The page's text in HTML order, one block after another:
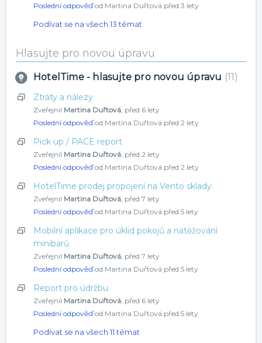
Poslední odpověďod Martina Duřtová před 3 lety
Podívat se na všech 13 témat
Hlasujte pro novou úpravu
HotelTime - hlasujte pro novou úpravu 11
Ztráty a nálezy
Zveřejnil Martina Duřtová, před 6 lety
Poslední odpověďod Martina Duřtová před 2 lety
Pick up / PACE report
Zveřejnil Martina Duřtová, před 2 lety
Poslední odpověďod Martina Duřtová před 2 lety
HotelTime prodej propojení na Vento sklady
Zveřejnil Martina Duřtová, před 7 lety
Poslední odpověďod Martina Duřtová před 5 lety
Mobilní aplikace pro úklid pokojů a natěžování
minibarů
Zveřejnil Martina Duřtová, před 7 lety
Poslední odpověďod Martina Duřtová před 5 lety
Report pro údržbu
Zveřejnil Martina Duřtová, před 6 lety
Poslední odpověďod Martina Duřtová před 5 lety
Podívat se na všech 11 témat